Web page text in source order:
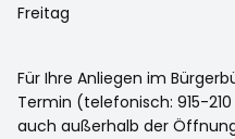
Freitag
Für Ihre Anliegen im
Termin (telefonisch: 915-
auch außerhalb der